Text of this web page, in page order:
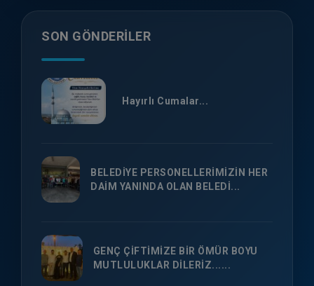
SON GÖNDERILER
Hayırlı Cumalar...
BELEDİYE PERSONELLERİMİZİN HER
DAİM YANINDA OLAN BELEDİ...
GENÇ ÇİFTİMİZE BİR ÖMÜR BOYU
MUTLULUKLAR DİLERİZ......